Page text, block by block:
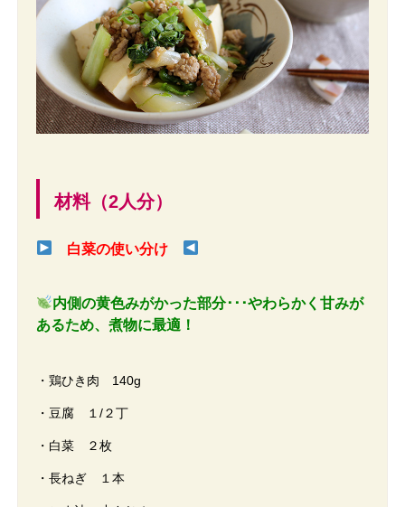
材料（2人分）
白菜の使い分け
内側の黄色みがかった部分･･･やわらかく甘みが
あるため、煮物に最適！
・鶏ひき肉 140g
・豆腐 １/２丁
・白菜 ２枚
・長ねぎ １本